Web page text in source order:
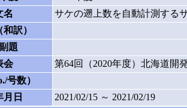
名
サケの遡上数を自動計測する
訳）
題
会
第64回（2020年度）北海道開
号数）
月日
2021/02/15 ～ 2021/02/19